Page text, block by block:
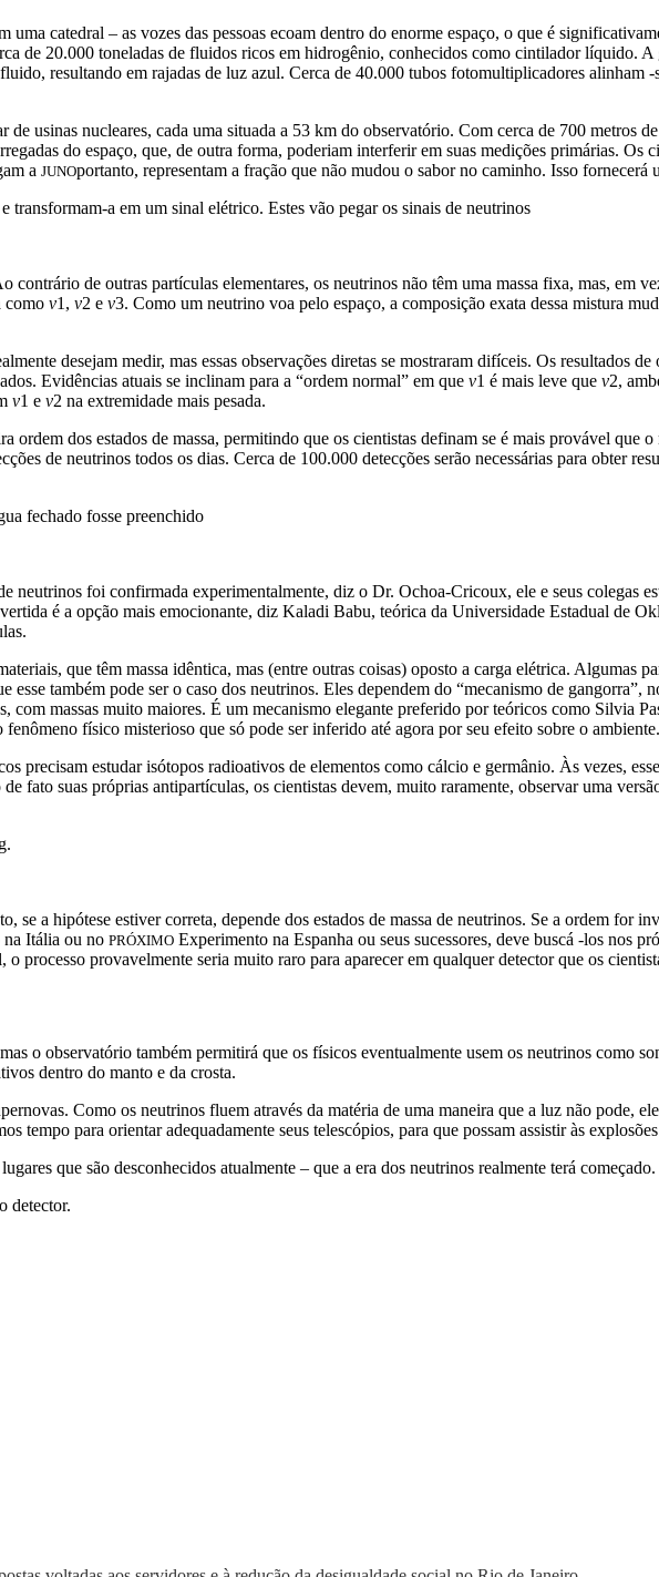
uma catedral – as vozes das pessoas ecoam dentro do enorme espaço, o que é
de 20.000 toneladas de fluidos ricos em hidrogênio, conhecidos como cintilador líquido. A
resultando em rajadas de luz azul. Cerca de 40.000 tubos fotomultiplicadores alinham
usinas nucleares, cada uma situada a 53 km do observatório. Com cerca de 700 metros
do espaço, que, de outra forma, poderiam interferir em suas medições primárias. Os
a JUNOportanto, representam a fração que não mudou o sabor no caminho. Isso fornecerá
transformam-a em um sinal elétrico. Estes vão pegar os sinais de neutrinos
contrário de outras partículas elementares, os neutrinos não têm uma massa fixa, mas, em
como v1, v2 e v3. Como um neutrino voa pelo espaço, a composição exata dessa mistura
desejam medir, mas essas observações diretas se mostraram difíceis. Os resultados
Evidências atuais se inclinam para a “ordem normal” em que v1 é mais leve que v2,
v1 e v2 na extremidade mais pesada.
ordem dos estados de massa, permitindo que os cientistas definam se é mais provável que
de neutrinos todos os dias. Cerca de 100.000 detecções serão necessárias para obter
fechado fosse preenchido
neutrinos foi confirmada experimentalmente, diz o Dr. Ochoa-Cricoux, ele e seus colegas
é a opção mais emocionante, diz Kaladi Babu, teórica da Universidade Estadual de
que têm massa idêntica, mas (entre outras coisas) oposto a carga elétrica. Algumas
também pode ser o caso dos neutrinos. Eles dependem do “mecanismo de gangorra”,
com massas muito maiores. É um mecanismo elegante preferido por teóricos como Silvia
físico misterioso que só pode ser inferido até agora por seu efeito sobre o ambiente.
precisam estudar isótopos radioativos de elementos como cálcio e germânio. Às vezes,
fato suas próprias antipartículas, os cientistas devem, muito raramente, observar uma
se a hipótese estiver correta, depende dos estados de massa de neutrinos. Se a ordem for
Itália ou no PRÓXIMO Experimento na Espanha ou seus sucessores, deve buscá -los nos
processo provavelmente seria muito raro para aparecer em qualquer detector que os
o observatório também permitirá que os físicos eventualmente usem os neutrinos como
dentro do manto e da crosta.
Como os neutrinos fluem através da matéria de uma maneira que a luz não pode,
tempo para orientar adequadamente seus telescópios, para que possam assistir às
que são desconhecidos atualmente – que a era dos neutrinos realmente terá começado.
detector.